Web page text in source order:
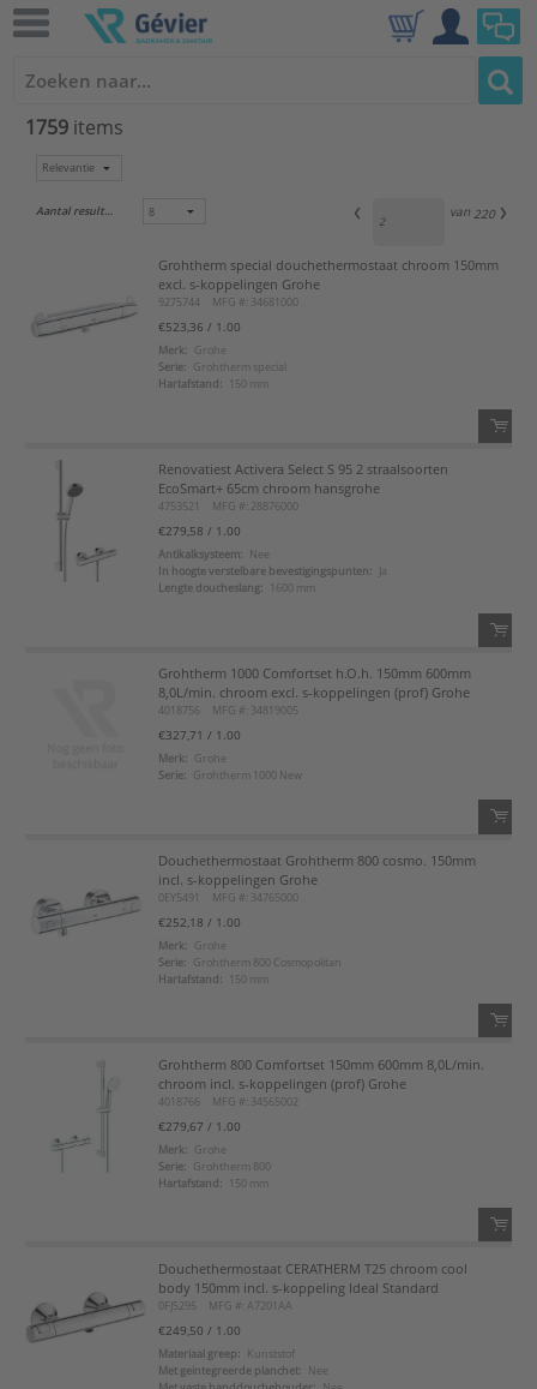
1759 items
Aantal resultaten: van 220
Grohtherm special douchethermostaat chroom 150mm
excl. s-koppelingen Grohe
9275744 MFG #: 34681000
€523,36 / 1.00
Merk:
Grohe
Serie:
Grohtherm special
Hartafstand:
150 mm
Voeg toe aan favorietenlijst
Renovatiest Activera Select S 95 2 straalsoorten
EcoSmart+ 65cm chroom hansgrohe
4753521 MFG #: 28876000
€279,58 / 1.00
Antikalksysteem:
Nee
In hoogte verstelbare bevestigingspunten:
Ja
Lengte doucheslang:
1600 mm
Voeg toe aan favorietenlijst
Grohtherm 1000 Comfortset h.O.h. 150mm 600mm
8,0L/min. chroom excl. s-koppelingen (prof) Grohe
4018756 MFG #: 34819005
€327,71 / 1.00
Merk:
Grohe
Serie:
Grohtherm 1000 New
Voeg toe aan favorietenlijst
Douchethermostaat Grohtherm 800 cosmo. 150mm
incl. s-koppelingen Grohe
0EY5491 MFG #: 34765000
€252,18 / 1.00
Merk:
Grohe
Serie:
Grohtherm 800 Cosmopolitan
Hartafstand:
150 mm
Voeg toe aan favorietenlijst
Grohtherm 800 Comfortset 150mm 600mm 8,0L/min.
chroom incl. s-koppelingen (prof) Grohe
4018766 MFG #: 34565002
€279,67 / 1.00
Merk:
Grohe
Serie:
Grohtherm 800
Hartafstand:
150 mm
Voeg toe aan favorietenlijst
Douchethermostaat CERATHERM T25 chroom cool
body 150mm incl. s-koppeling Ideal Standard
0FJ5295 MFG #: A7201AA
€249,50 / 1.00
Materiaal greep:
Kunststof
Met geintegreerde planchet:
Nee